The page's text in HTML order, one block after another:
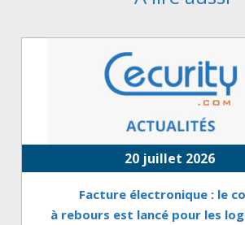
20 juillet 2026
Facture électronique : le
à rebours est lancé pour les